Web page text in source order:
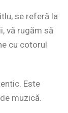
se referă la
vă rugăm să
cu cotorul
Este
muzică.